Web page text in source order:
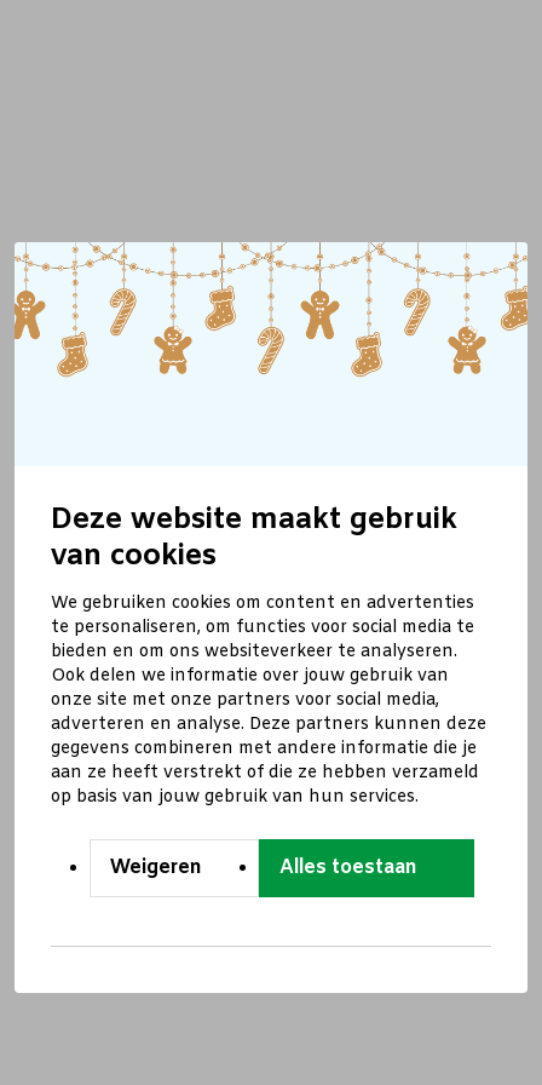
Deze website maakt gebruik
van cookies
We gebruiken cookies om content en advertenties
te personaliseren, om functies voor social media te
bieden en om ons websiteverkeer te analyseren.
Ook delen we informatie over jouw gebruik van
onze site met onze partners voor social media,
adverteren en analyse. Deze partners kunnen deze
gegevens combineren met andere informatie die je
aan ze heeft verstrekt of die ze hebben verzameld
op basis van jouw gebruik van hun services.
Weigeren Alles toestaan